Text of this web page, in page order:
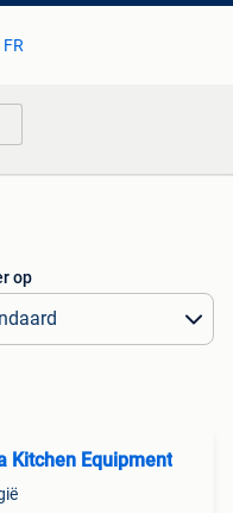
FR
op
Kitchen Equipment